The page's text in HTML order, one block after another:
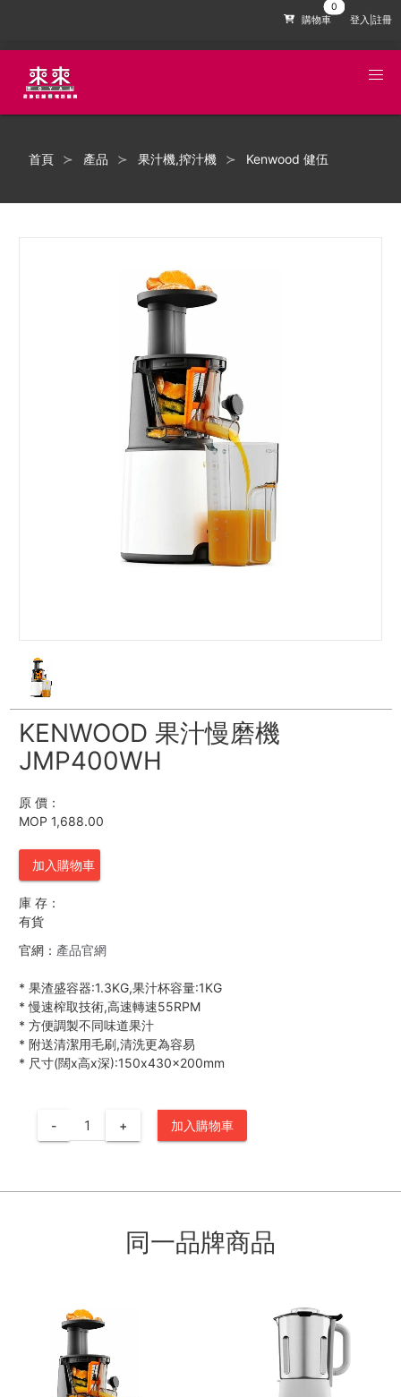
購物車 登入|註冊
首頁 產品 果汁機,搾汁機 Kenwood 健伍
KENWOOD 果汁慢磨機
JMP400WH
原 價：
MOP 1,688.00
加入購物車
庫 存：
有貨
官網： 產品官網
* 果渣盛容器:1.3KG,果汁杯容量:1KG
* 慢速榨取技術,高速轉速55RPM
* 方便調製不同味道果汁
* 附送清潔用毛刷,清洗更為容易
* 尺寸(闊x高x深):150x430x200mm
- + 加入購物車
同一品牌商品